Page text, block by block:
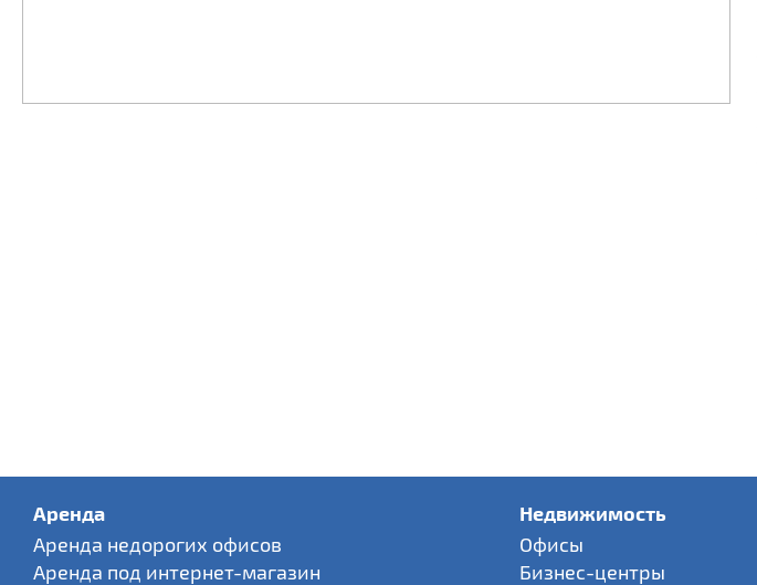
Аренда
Аренда недорогих офисов
Аренда под интернет-магазин
Недвижимость
Офисы
Бизнес-центры